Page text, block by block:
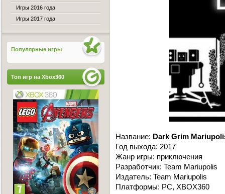
Название: Dark Grim
Год выхода: 2017
Жанр игры: приключения
Разработчик: Team Mariupolis
Издатель: Team Mariupolis
Платформы: PC, XBOX360
Игры 2016 года
Игры 2017 года
Популярные игры
Топ игр на Xbox360